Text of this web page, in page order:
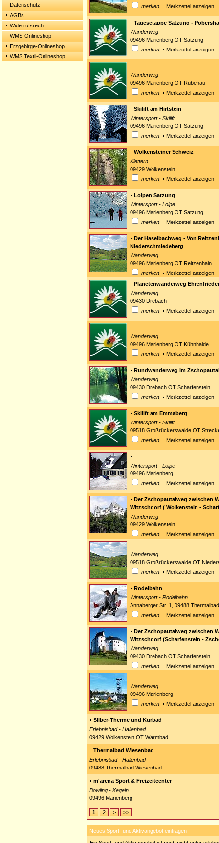
Datenschutz
AGBs
Widerrufsrecht
WMS-Onlineshop
Erzgebirge-Onlineshop
WMS Textil-Onlineshop
merken| Merkzettel anzeigen
Tagesetappe Satzung -
Wanderweg
09496 Marienberg OT Satzung
merken| Merkzettel anzeigen
Wanderweg
09496 Marienberg OT Rübenau
merken| Merkzettel anzeigen
Skilift am Hirtstein
Wintersport - Skilift
09496 Marienberg OT Satzung
merken| Merkzettel anzeigen
Wolkensteiner Schweiz
Klettern
09429 Wolkenstein
merken| Merkzettel anzeigen
Loipen Satzung
Wintersport - Loipe
09496 Marienberg OT Satzung
merken| Merkzettel anzeigen
Der Haselbachweg - Von
Niederschmiedeberg
Wanderweg
09496 Marienberg OT Reitzenhain
merken|
Merkzettel anzeigen
Planetenwanderweg
Wanderweg
09430 Drebach
merken| Merkzettel anzeigen
Wanderweg
09496 Marienberg OT Kühnhaide
merken| Merkzettel anzeigen
Rundwanderweg im Zschopautal
Wanderweg
09430 Drebach OT Scharfenstein
merken| Merkzettel anzeigen
Skilift am Emmaberg
Wintersport - Skilift
09518 Großrückerswalde OT
merken| Merkzettel anzeigen
Wintersport - Loipe
09496 Marienberg
merken| Merkzettel anzeigen
Der Zschopautalweg zwischen
Witzschdorf ( Wolkenstein -
Wanderweg
09429 Wolkenstein
merken| Merkzettel anzeigen
Wanderweg
09518 Großrückerswalde OT
merken| Merkzettel anzeigen
Rodelbahn
Wintersport - Rodelbahn
Annaberger Str. 1, 09488
merken| Merkzettel anzeigen
Der Zschopautalweg zwischen
Witzschdorf (Scharfenstein -
Wanderweg
09430 Drebach OT Scharfenstein
merken| Merkzettel anzeigen
Wanderweg
09496 Marienberg
merken| Merkzettel anzeigen
Silber-Therme und Kurbad
Erlebnisbad - Hallenbad
09429 Wolkenstein OT Warmbad
Thermalbad Wiesenbad
Erlebnisbad - Hallenbad
09488 Thermalbad Wiesenbad
m'arena Sport & Freizeitcenter
Bowling - Kegeln
09496 Marienberg
1 2 > >>
Neues Sport- und Aktivangebot eintragen